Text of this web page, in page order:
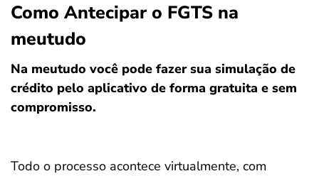
Como Antecipar o FGTS na
meutudo
Na meutudo você pode fazer sua simulação de
crédito pelo aplicativo de forma gratuita e sem
compromisso.
Todo o processo acontece virtualmente, com